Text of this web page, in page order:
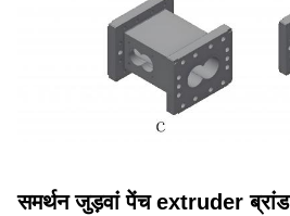
समर्थन जुड़वां पेंच extruder ब्रांड